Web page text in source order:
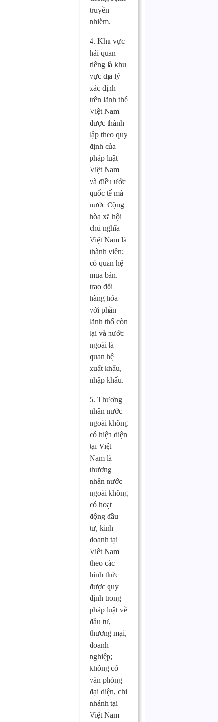
truyền
nhiễm.
4. Khu vực
hải quan
riêng là khu
vực địa lý
xác định
trên lãnh thổ
Việt Nam
được thành
lập theo quy
định của
pháp luật
Việt Nam
và điều ước
quốc tế mà
nước Cộng
hòa xã hội
chủ nghĩa
Việt Nam là
thành viên;
có quan hệ
mua bán,
trao đổi
hàng hóa
với phần
lãnh thổ còn
lại và nước
ngoài là
quan hệ
xuất khẩu,
nhập khẩu.
5. Thương
nhân nước
ngoài không
có hiện diện
tại Việt
Nam là
thương
nhân nước
ngoài không
có hoạt
động đầu
tư, kinh
doanh tại
Việt Nam
theo các
hình thức
được quy
định trong
pháp luật về
đầu tư,
thương mại,
doanh
nghiệp;
không có
văn phòng
đại diện, chi
nhánh tại
Việt Nam